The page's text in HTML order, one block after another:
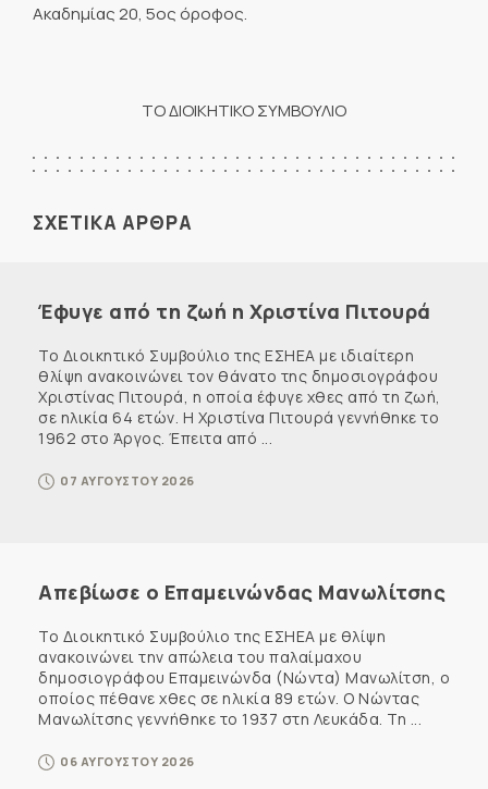
Ακαδημίας 20, 5ος όροφος.
ΤΟ ΔΙΟΙΚΗΤΙΚΟ ΣΥΜΒΟΥΛΙΟ
ΣΧΕΤΙΚΑ ΑΡΘΡΑ
Έφυγε από τη ζωή η Χριστίνα Πιτουρά
Το Διοικητικό Συμβούλιο της ΕΣΗΕΑ με ιδιαίτερη
θλίψη ανακοινώνει τον θάνατο της δημοσιογράφου
Χριστίνας Πιτουρά, η οποία έφυγε χθες από τη ζωή,
σε ηλικία 64 ετών. Η Χριστίνα Πιτουρά γεννήθηκε το
1962 στο Άργος. Έπειτα από ...
07 ΑΥΓΟΥΣΤΟΥ 2026
Απεβίωσε ο Επαμεινώνδας Μανωλίτσης
Το Διοικητικό Συμβούλιο της ΕΣΗΕΑ με θλίψη
ανακοινώνει την απώλεια του παλαίμαχου
δημοσιογράφου Επαμεινώνδα (Νώντα) Μανωλίτση, ο
οποίος πέθανε χθες σε ηλικία 89 ετών. Ο Νώντας
Μανωλίτσης γεννήθηκε το 1937 στη Λευκάδα. Τη ...
06 ΑΥΓΟΥΣΤΟΥ 2026